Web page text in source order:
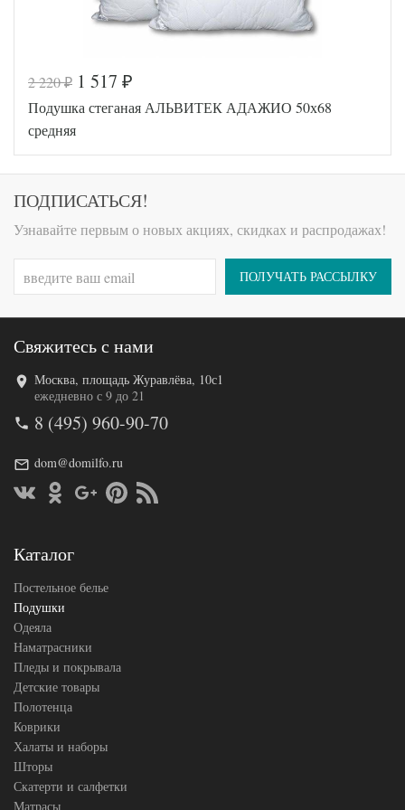
Код товара
Артикул
AL4607048010
Плотность
Размер
подушки
Наполнитель
Искусственный
Ткань
Хлопок-
АльВиТек
Код товара
546-590
Артикул
Размер
Наполнитель
Лебяжий пух
Производитель
2 220₽ 1 517 ₽
Подушка стеганая АЛЬВИТЕК АДАЖИО 50х68
средняя
ПОДПИСАТЬСЯ!
Узнавайте первым о новых акциях, скидках и распродажах!
ПОЛУЧАТЬ РАССЫЛКУ
Свяжитесь с нами
Москва, площадь Журавлёва, 10с1
ежедневно с 9 до 21
8 (495) 960-90-70
dom@domilfo.ru
Каталог
Постельное белье
Подушки
Одеяла
Наматрасники
Пледы и покрывала
Детские товары
Полотенца
Коврики
Халаты и наборы
Шторы
Скатерти и салфетки
Матрасы